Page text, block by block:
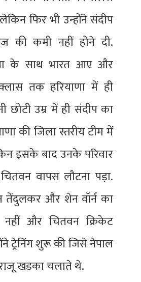
फिर भी उन्होंने संदीप
की कमी नहीं होने दी.
के साथ भारत आए और
तक हरियाणा में ही
छोटी उम्र में ही संदीप का
की जिला स्तरीय टीम में
इसके बाद उनके परिवार
वापस लौटना पड़ा.
तेंदुलकर और शेन वॉर्न का
और चितवन क्रिकेट
ट्रेनिंग शुरू की जिसे नेपाल
खडका चलाते थे.